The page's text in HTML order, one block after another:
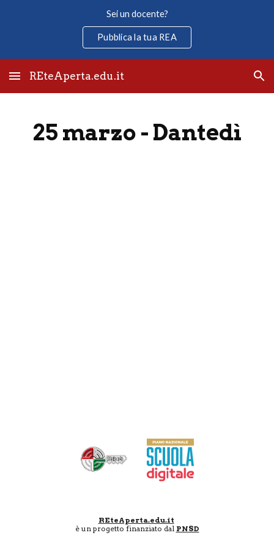
Sei un docente?
Pubblica la tua REA
REteAperta.edu.it
25 marzo - Dantedì
REteAperta.edu.it
è un progetto finanziato dal PNSD